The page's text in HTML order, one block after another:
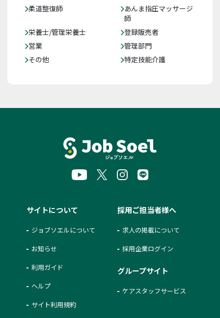
柔道整復師
あんま指圧マッサージ
師
栄養士/管理栄養士
登録販売者
営業
管理部門
その他
特定技能介護
サイトについて
ジョブソエルについて
お知らせ
利用ガイド
ヘルプ
サイト利用規約
採用ご担当者様へ
求人の掲載について
採用企業ログイン
グループサイト
ケアスタッフサービス